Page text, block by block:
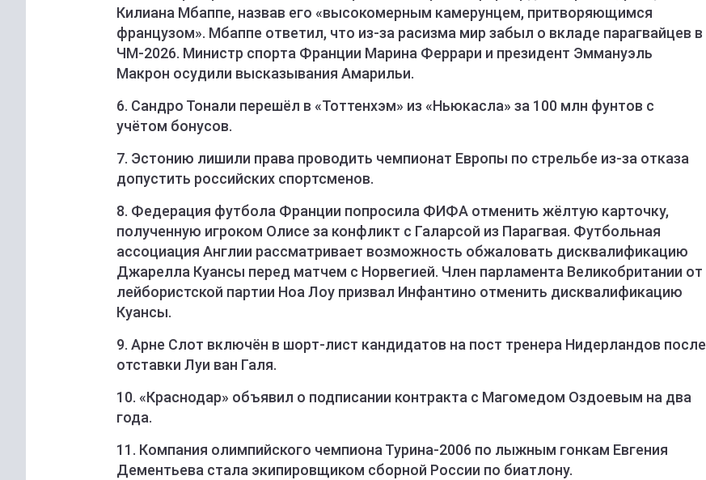
Килиана Мбаппе, назвав его «высокомерным камерунцем, притворяющимся
французом». Мбаппе ответил, что из-за расизма мир забыл о вкладе парагвайцев в
ЧМ-2026. Министр спорта Франции Марина Феррари и президент Эммануэль
Макрон осудили высказывания Амарильи.
6. Сандро Тонали перешёл в «Тоттенхэм» из «Ньюкасла» за 100 млн фунтов с
учётом бонусов.
7. Эстонию лишили права проводить чемпионат Европы по стрельбе из-за отказа
допустить российских спортсменов.
8. Федерация футбола Франции попросила ФИФА отменить жёлтую карточку,
полученную игроком Олисе за конфликт с Галарсой из Парагвая. Футбольная
ассоциация Англии рассматривает возможность обжаловать дисквалификацию
Джарелла Куансы перед матчем с Норвегией. Член парламента Великобритании от
лейбористской партии Ноа Лоу призвал Инфантино отменить дисквалификацию
Куансы.
9. Арне Слот включён в шорт-лист кандидатов на пост тренера Нидерландов после
отставки Луи ван Галя.
10. «Краснодар» объявил о подписании контракта с Магомедом Оздоевым на два
года.
11. Компания олимпийского чемпиона Турина-2006 по лыжным гонкам Евгения
Дементьева стала экипировщиком сборной России по биатлону.